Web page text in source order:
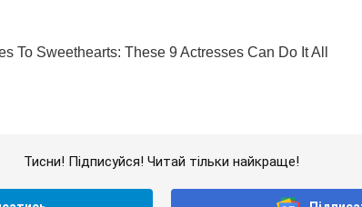
Тисни! Підписуйся! Читай тільки найкраще!